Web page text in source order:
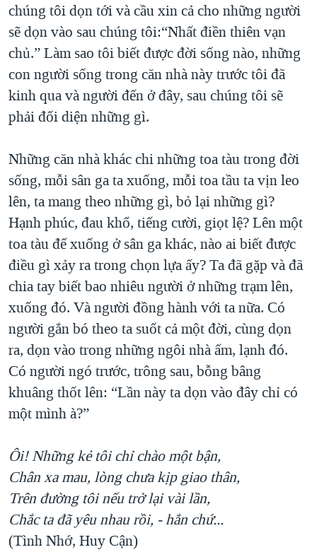
chúng tôi dọn tới và cầu xin cả cho những người
sẽ dọn vào sau chúng tôi:“Nhất điền thiên vạn
chủ.” Làm sao tôi biết được đời sống nào, những
con người sống trong căn nhà này trước tôi đã
kinh qua và người đến ở đây, sau chúng tôi sẽ
phải đối diện những gì.
Những căn nhà khác chi những toa tàu trong đời
sống, mỗi sân ga ta xuống, mỗi toa tầu ta vịn leo
lên, ta mang theo những gì, bỏ lại những gì?
Hạnh phúc, đau khổ, tiếng cười, giọt lệ? Lên một
toa tàu để xuống ở sân ga khác, nào ai biết được
điều gì xảy ra trong chọn lựa ấy? Ta đã gặp và đã
chia tay biết bao nhiêu người ở những trạm lên,
xuống đó. Và người đồng hành với ta nữa. Có
người gắn bó theo ta suốt cả một đời, cùng dọn
ra, dọn vào trong những ngôi nhà ấm, lạnh đó.
Có người ngó trước, trông sau, bỗng bâng
khuâng thốt lên: “Lần này ta dọn vào đây chỉ có
một mình à?”
Ôi! Những kẻ tôi chỉ chào một bận,
Chân xa mau, lòng chưa kịp giao thân,
Trên đường tôi nếu trở lại vài lần,
Chắc ta đã yêu nhau rồi, - hẳn chứ...
(Tình Nhớ, Huy Cận)